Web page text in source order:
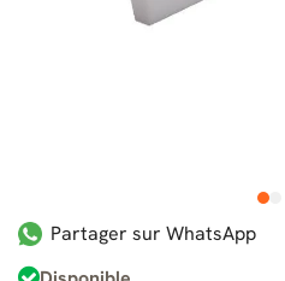
1
Partager sur WhatsApp